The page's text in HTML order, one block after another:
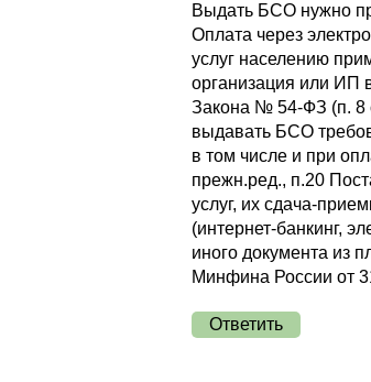
Выдать БСО нужно
Оплата через
услуг населению
организация или ИП
Закона № 54-ФЗ (п. 8
выдавать БСО
в том числе и при
прежн.ред., п.20
услуг, их сдача-
(интернет-банкинг,
иного документа из
Минфина России от
Ответить